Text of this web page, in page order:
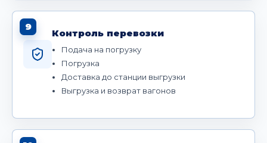
9
Контроль перевозки
Подача на погрузку
Погрузка
Доставка до станции выгрузки
Выгрузка и возврат вагонов